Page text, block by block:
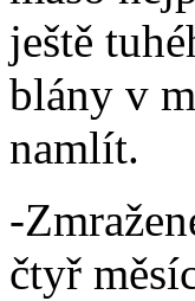
ještě
blány v
namlít.
-
čtyř